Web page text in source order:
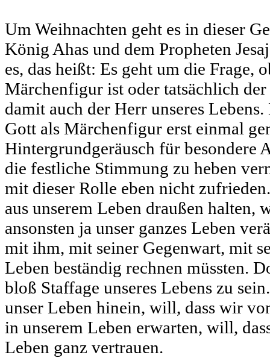
Um Weihnachten geht es in dieser
König Ahas und dem Propheten
es, das heißt: Es geht um die Frage,
Märchenfigur ist oder tatsächlich
damit auch der Herr unseres Lebens.
Gott als Märchenfigur erst einmal
Hintergrundgeräusch für besondere
die festliche Stimmung zu heben
mit dieser Rolle eben nicht
aus unserem Leben draußen halten,
ansonsten ja unser ganzes Leben
mit ihm, mit seiner Gegenwart, mit
Leben beständig rechnen müssten.
bloß Staffage unseres Lebens zu
unser Leben hinein, will, dass wir
in unserem Leben erwarten, will,
Leben ganz vertrauen.